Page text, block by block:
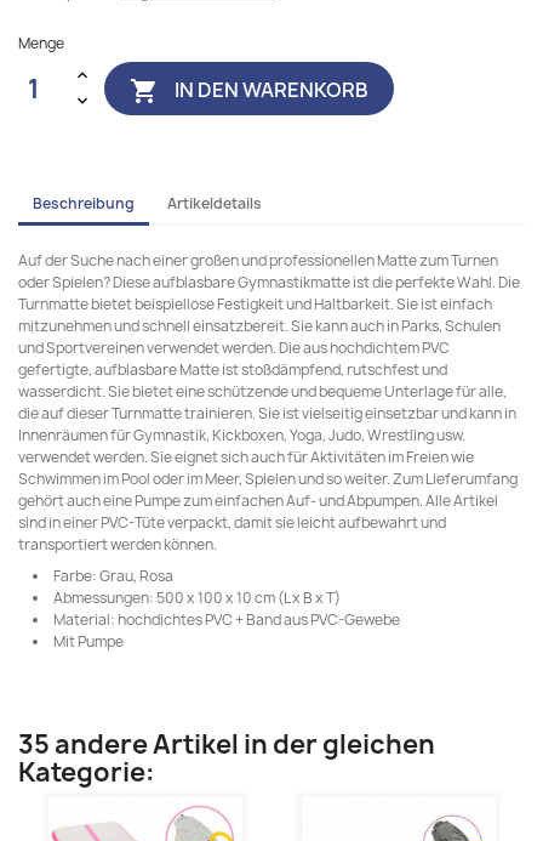
Menge
 IN DEN WARENKORB
Beschreibung Artikeldetails
Auf der Suche nach einer großen und professionellen Matte zum Turnen
oder Spielen? Diese aufblasbare Gymnastikmatte ist die perfekte Wahl. Die
Turnmatte bietet beispiellose Festigkeit und Haltbarkeit. Sie ist einfach
mitzunehmen und schnell einsatzbereit. Sie kann auch in Parks, Schulen
und Sportvereinen verwendet werden. Die aus hochdichtem PVC
gefertigte, aufblasbare Matte ist stoßdämpfend, rutschfest und
wasserdicht. Sie bietet eine schützende und bequeme Unterlage für alle,
die auf dieser Turnmatte trainieren. Sie ist vielseitig einsetzbar und kann in
Innenräumen für Gymnastik, Kickboxen, Yoga, Judo, Wrestling usw.
verwendet werden. Sie eignet sich auch für Aktivitäten im Freien wie
Schwimmen im Pool oder im Meer, Spielen und so weiter. Zum Lieferumfang
gehört auch eine Pumpe zum einfachen Auf- und Abpumpen. Alle Artikel
sind in einer PVC-Tüte verpackt, damit sie leicht aufbewahrt und
transportiert werden können.
Farbe: Grau, Rosa
Abmessungen: 500 x 100 x 10 cm (L x B x T)
Material: hochdichtes PVC + Band aus PVC-Gewebe
Mit Pumpe
35 andere Artikel in der gleichen
Kategorie: